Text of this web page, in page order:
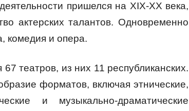
пришелся на XIX-XX века,
актерских талантов. Одновременно
комедия и опера.
театров, из них 11 республиканских.
форматов, включая этнические,
и музыкально-драматические